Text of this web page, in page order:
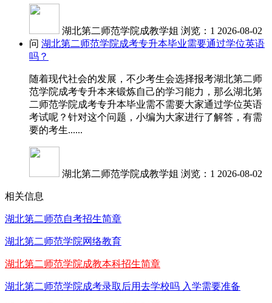
湖北第二师范学院成教学姐 浏览：1 2026-08-02
问 湖北第二师范学院成考专升本毕业需要通过学位英语
吗？
随着现代社会的发展，不少考生会选择报考湖北第二师
范学院成考专升本来锻炼自己的学习能力，那么湖北第
二师范学院成考专升本毕业需不需要大家通过学位英语
考试呢？针对这个问题，小编为大家进行了解答，有需
要的考生......
湖北第二师范学院成教学姐 浏览：1 2026-08-02
相关信息
湖北第二师范自考招生简章
湖北第二师范学院网络教育
湖北第二师范学院成教本科招生简章
湖北第二师范学院成考录取后用去学校吗 入学需要准备